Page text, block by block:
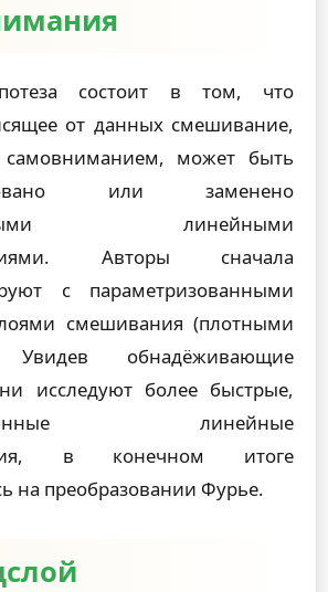
состоит в том, что
от данных смешивание,
самовниманием, может быть
или заменено
линейными
Авторы сначала
с параметризованными
смешивания (плотными
Увидев обнадёживающие
исследуют более быстрые,
линейные
в конечном итоге
на преобразовании Фурье.